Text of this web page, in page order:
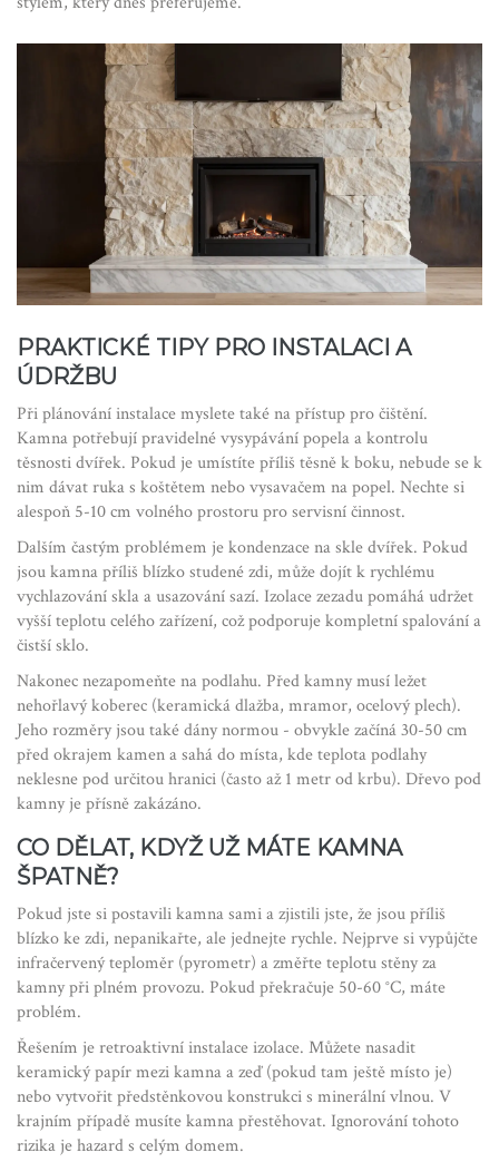
PRAKTICKÉ TIPY PRO INSTALACI A
ÚDRŽBU
Při plánování instalace myslete také na přístup pro čištění.
Kamna potřebují pravidelné vysypávání popela a kontrolu
těsnosti dvířek. Pokud je umístíte příliš těsně k boku, nebude se k
nim dávat ruka s koštětem nebo vysavačem na popel. Nechte si
alespoň 5-10 cm volného prostoru pro servisní činnost.
Dalším častým problémem je kondenzace na skle dvířek. Pokud
jsou kamna příliš blízko studené zdi, může dojít k rychlému
vychlazování skla a usazování sazí. Izolace zezadu pomáhá udržet
vyšší teplotu celého zařízení, což podporuje kompletní spalování a
čistší sklo.
Nakonec nezapomeňte na podlahu. Před kamny musí ležet
nehořlavý koberec (keramická dlažba, mramor, ocelový plech).
Jeho rozměry jsou také dány normou - obvykle začíná 30-50 cm
před okrajem kamen a sahá do místa, kde teplota podlahy
neklesne pod určitou hranici (často až 1 metr od krbu). Dřevo pod
kamny je přísně zakázáno.
CO DĚLAT, KDYŽ UŽ MÁTE KAMNA
ŠPATNĚ?
Pokud jste si postavili kamna sami a zjistili jste, že jsou příliš
blízko ke zdi, nepanikařte, ale jednejte rychle. Nejprve si vypůjčte
infračervený teploměr (pyrometr) a změřte teplotu stěny za
kamny při plném provozu. Pokud překračuje 50-60 °C, máte
problém.
Řešením je retroaktivní instalace izolace. Můžete nasadit
keramický papír mezi kamna a zeď (pokud tam ještě místo je)
nebo vytvořit předstěnkovou konstrukci s minerální vlnou. V
krajním případě musíte kamna přestěhovat. Ignorování tohoto
rizika je hazard s celým domem.